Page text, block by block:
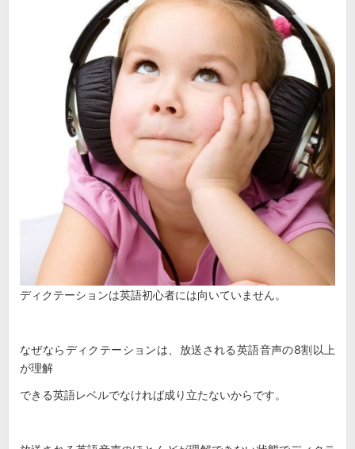
ディクテーションは英語初心者には向いていません。
なぜならディクテーションは、放送される英語音声の8割以上
が理解
できる英語レベルでなければ成り立たないからです。